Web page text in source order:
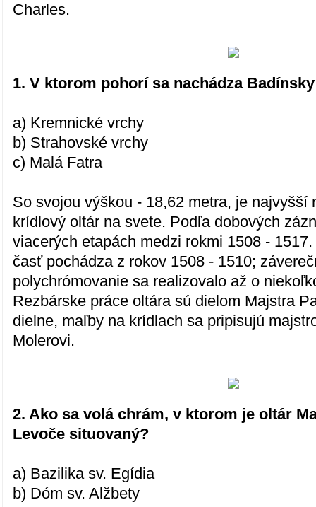
Charles.
1. V ktorom pohorí sa nachádza
a) Kremnické vrchy
b) Strahovské vrchy
c) Malá Fatra
So svojou výškou - 18,62 metra, je najvyšší
krídlový oltár na svete. Podľa dobových
viacerých etapách medzi rokmi 1508 -
časť pochádza z rokov 1508 - 1510;
polychrómovanie sa realizovalo až o
Rezbárske práce oltára sú dielom Majstra
dielne, maľby na krídlach sa pripisujú
Molerovi.
2. Ako sa volá chrám, v ktorom je oltár
Levoče situovaný?
a) Bazilika sv. Egídia
b) Dóm sv. Alžbety